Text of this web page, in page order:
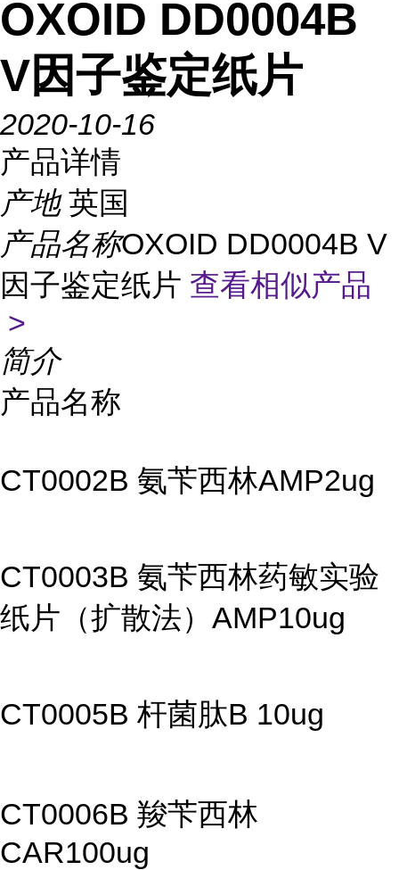
OXOID DD0004B
V因子鉴定纸片
2020-10-16
产品详情
产地 英国
产品名称OXOID DD0004B V
因子鉴定纸片 查看相似产品
>
简介
产品名称
CT0002B 氨苄西林AMP2ug
CT0003B 氨苄西林药敏实验
纸片（扩散法）AMP10ug
CT0005B 杆菌肽B 10ug
CT0006B 羧苄西林
CAR100ug